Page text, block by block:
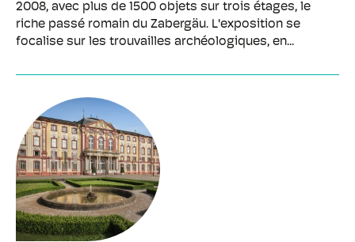
2008, avec plus de 1500 objets sur trois étages, le
riche passé romain du Zabergäu. L'exposition se
focalise sur les trouvailles archéologiques, en...